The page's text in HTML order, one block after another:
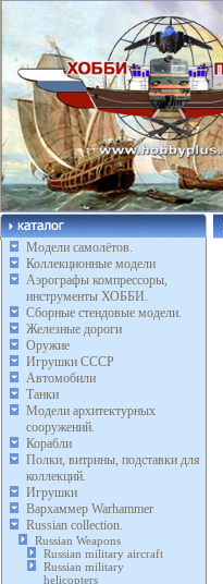
Модели самолётов.
Коллекционные модели
Аэрографы компрессоры,
инструменты ХОББИ.
Сборные стендовые модели.
Железные дороги
Оружие
Игрушки СССР
Автомобили
Танки
Модели архитектурных
сооружений.
Корабли
Полки, витрины, подставки для
коллекций.
Игрушки
Вархаммер Warhammer
Russian collection.
Russian Weapons
Russian military aircraft
Russian military
helicopters